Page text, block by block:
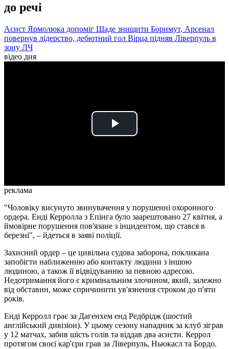
до речі
Асист Ярмолюка допоміг Шаде знищити Борнмут, Арсенал
повернув лідерство, дебютний гол Вірца підняв Ліверпуль в
зону ЛЧ
відео дня
Play
реклама
"Чоловіку висунуто звинувачення у порушенні охоронного
ордера. Енді Керролла з Епінга було заарештовано 27 квітня, а
ймовірне порушення пов'язане з інцидентом, що стався в
березні", – йдеться в заяві поліції.
Захисний ордер – це цивільна судова заборона, покликана
запобігти наближенню або контакту людини з іншою
людиною, а також її відвідуванню за певною адресою.
Недотримання його є кримінальним злочином, який, залежно
від обставин, може спричинити ув'язнення строком до п'яти
років.
Енді Керролл грає за Дагенхем енд Редбрідж (шостий
англійський дивізіон). У цьому сезону нападник за клуб зіграв
у 12 матчах, забив шість голів та віддав два асисти. Керрол
протягом своєї кар'єри грав за Ліверпуль, Ньюкасл та Бордо.